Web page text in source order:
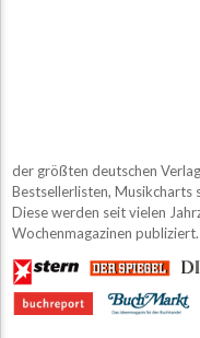
der größten deutschen
Bestsellerlisten, Musikcharts
Diese werden seit vielen
Wochenmagazinen